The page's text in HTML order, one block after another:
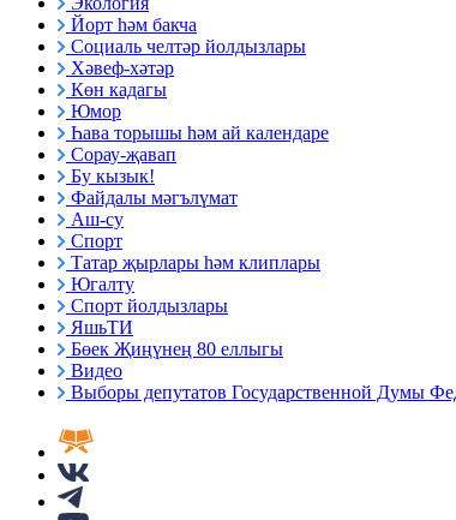
Йорт һәм бакча
Социаль челтәр йолдызлары
Хәвеф-хәтәр
Көн кадагы
Юмор
Һава торышы һәм ай календаре
Сорау-җавап
Бу кызык!
Файдалы мәгълүмат
Аш-су
Спорт
Татар җырлары һәм клиплары
Югалту
Спорт йолдызлары
ЯшьТИ
Бөек Җиңүнең 80 еллыгы
Видео
Выборы депутатов Государственной Думы